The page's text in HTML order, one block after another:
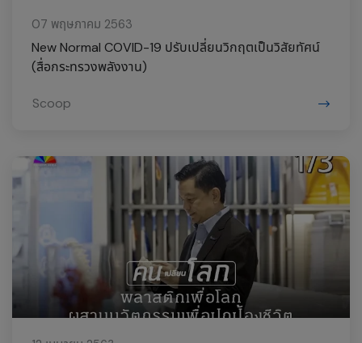
07 พฤษภาคม 2563
New Normal COVID-19 ปรับเปลี่ยนวิกฤตเป็นวิสัยทัศน์
(สื่อกระทรวงพลังงาน)
Scoop